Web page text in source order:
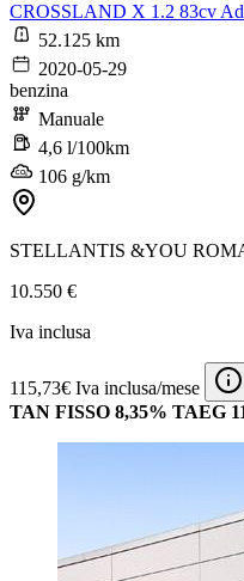
CROSSLAND X 1.2 83cv
52.125 km
2020-05-29
benzina
Manuale
4,6 l/100km
106 g/km
STELLANTIS &YOU
10.550 €
Iva inclusa
115,73€ Iva inclusa/mese
TAN FISSO 8,35% TAEG